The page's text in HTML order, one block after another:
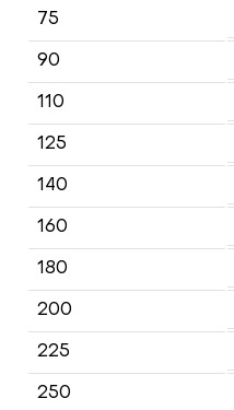
75
90
110
125
140
160
180
200
225
250